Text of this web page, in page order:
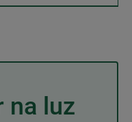
na luz